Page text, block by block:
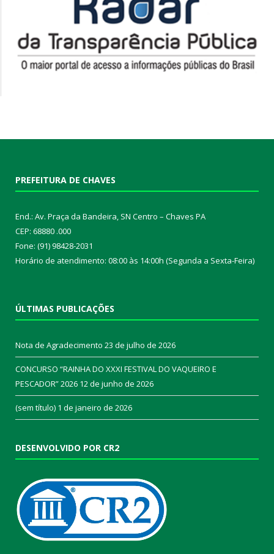
PREFEITURA DE CHAVES
End.: Av. Praça da Bandeira, SN Centro – Chaves PA
CEP: 68880 .000
Fone: (91) 98428-2031
Horário de atendimento: 08:00 às 14:00h (Segunda a Sexta-Feira)
ÚLTIMAS PUBLICAÇÕES
Nota de Agradecimento 23 de julho de 2026
CONCURSO “RAINHA DO XXXI FESTIVAL DO VAQUEIRO E
PESCADOR” 2026 12 de junho de 2026
(sem título) 1 de janeiro de 2026
DESENVOLVIDO POR CR2